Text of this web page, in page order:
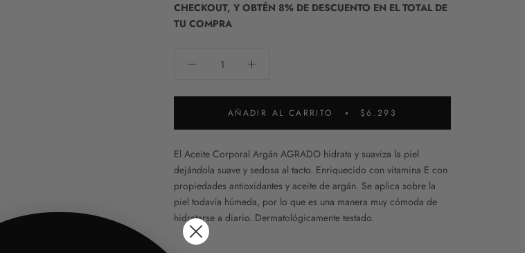
CHECKOUT, Y OBTÉN 8% DE DESCUENTO EN EL TOTAL DE
TU COMPRA
AÑADIR AL CARRITO $6.293
El Aceite Corporal Argán AGRADO hidrata y suaviza la piel
dejándola suave y sedosa al tacto. Enriquecido con vitamina E con
propiedades antioxidantes y aceite de argán. Se aplica sobre la
piel todavía húmeda, por lo que es una manera muy cómoda de
hidratarse a diario. Dermatológicamente testado.